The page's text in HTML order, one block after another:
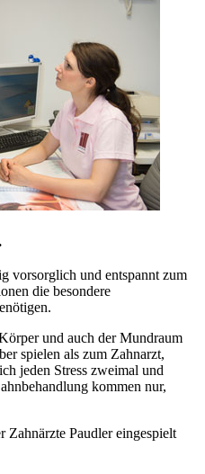
vorsorglich und entspannt zum
die besondere
und auch der Mundraum
spielen als zum Zahnarzt,
jeden Stress zweimal und
kommen nur,
Zahnärzte Paudler eingespielt